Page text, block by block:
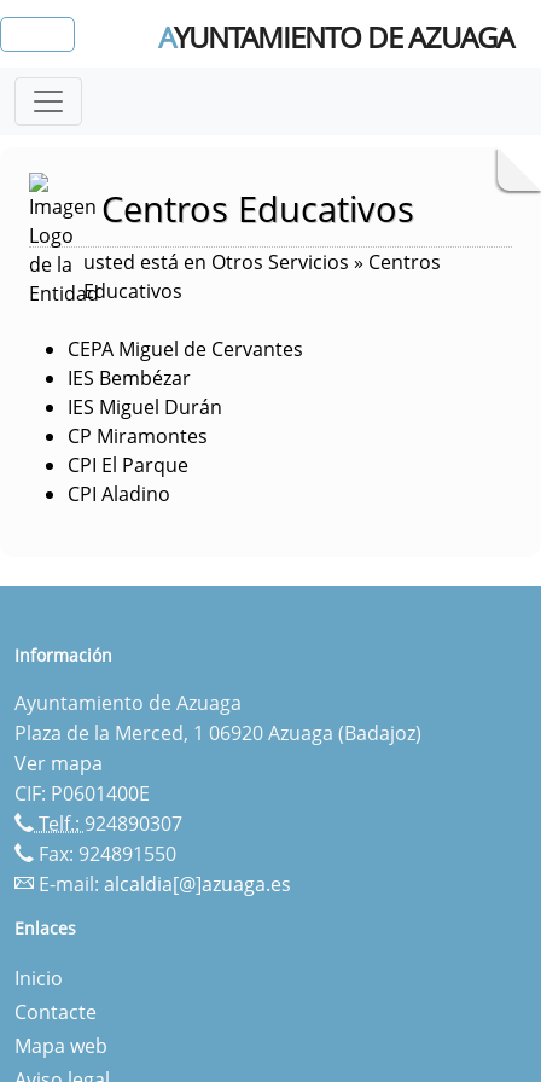
AYUNTAMIENTO DE AZUAGA
Centros Educativos
usted está en Otros Servicios » Centros
Educativos
CEPA Miguel de Cervantes
IES Bembézar
IES Miguel Durán
CP Miramontes
CPI El Parque
CPI Aladino
Información
Ayuntamiento de Azuaga
Plaza de la Merced, 1 06920 Azuaga (Badajoz)
Ver mapa
CIF: P0601400E
Telf.: 924890307
Fax: 924891550
E-mail: alcaldia[@]azuaga.es
Enlaces
Inicio
Contacte
Mapa web